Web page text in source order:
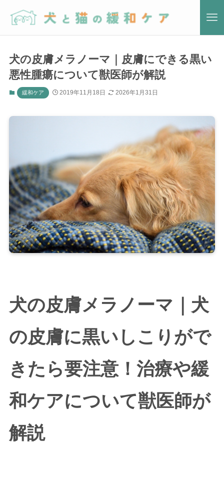
犬の皮膚メラノーマ｜皮膚にできる黒い
悪性腫瘍について獣医師が解説
緩和ケア 2019年11月18日 2026年1月31日
犬の皮膚メラノーマ｜犬
の皮膚に黒いしこりがで
きたら要注意！治療や緩
和ケアについて獣医師が
解説